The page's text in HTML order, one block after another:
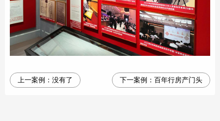
上一案例： 没有了 下一案例： 百年行房产门头